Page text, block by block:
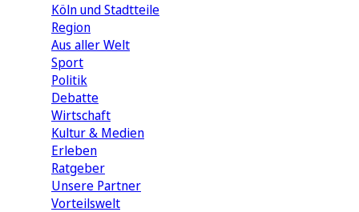
Köln und Stadtteile
Region
Aus aller Welt
Sport
Politik
Debatte
Wirtschaft
Kultur & Medien
Erleben
Ratgeber
Unsere Partner
Vorteilswelt